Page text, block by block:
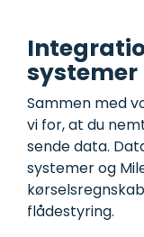
systemer
Sammen med
vi for, at du
sende data.
systemer og
flådestyring.